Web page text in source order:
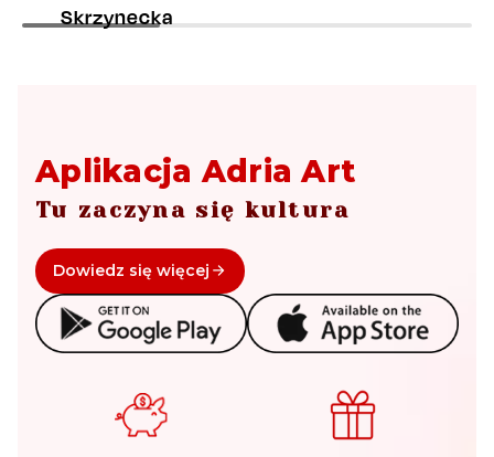
Skrzynecka
Aplikacja Adria Art
Tu zaczyna się kultura
Dowiedz się więcej